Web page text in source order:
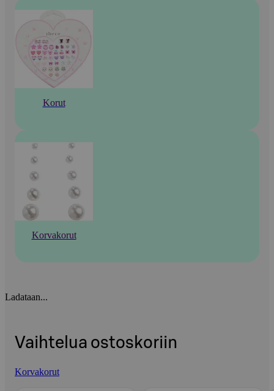
Korut
Korvakorut
Ladataan...
Vaihtelua ostoskoriin
Korvakorut